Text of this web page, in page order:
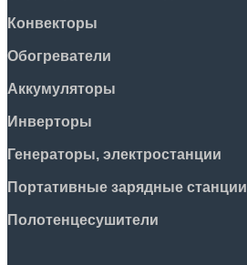
Конвекторы
Обогреватели
Аккумуляторы
Инверторы
Генераторы, электростанции
Портативные зарядные станции
Полотенцесушители